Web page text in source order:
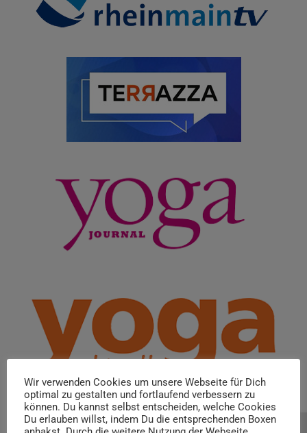
Wir verwenden Cookies um unsere Webseite für Dich
optimal zu gestalten und fortlaufend verbessern zu
können. Du kannst selbst entscheiden, welche Cookies
Du erlauben willst, indem Du die entsprechenden Boxen